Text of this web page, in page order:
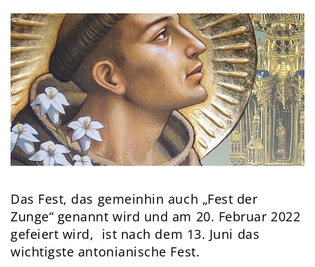
Das Fest, das gemeinhin auch „Fest der
Zunge“ genannt wird und am 20. Februar 2022
gefeiert wird, ist nach dem 13. Juni das
wichtigste antonianische Fest.